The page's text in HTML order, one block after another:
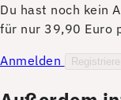
Du hast noch kein
für nur 39,90 Euro
Anmelden